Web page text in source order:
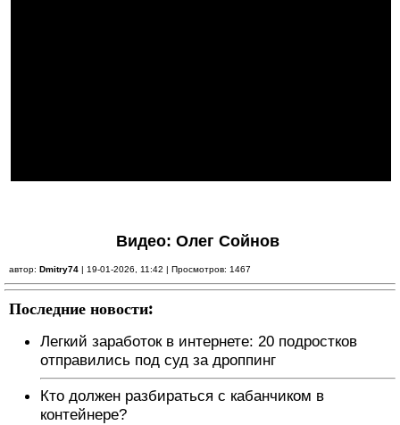
Видео: Олег Сойнов
автор: Dmitry74 | 19-01-2026, 11:42 | Просмотров: 1467
Последние новости:
Легкий заработок в интернете: 20 подростков
отправились под суд за дроппинг
Кто должен разбираться с кабанчиком в
контейнере?